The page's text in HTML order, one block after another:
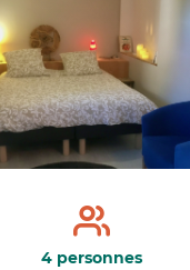
4 personnes